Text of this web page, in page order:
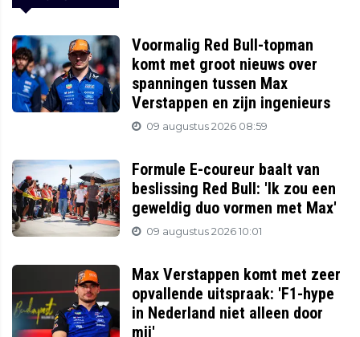
Voormalig Red Bull-topman
komt met groot nieuws over
spanningen tussen Max
Verstappen en zijn ingenieurs
09 augustus 2026 08:59
Formule E-coureur baalt van
beslissing Red Bull: 'Ik zou een
geweldig duo vormen met Max'
09 augustus 2026 10:01
Max Verstappen komt met zeer
opvallende uitspraak: 'F1-hype
in Nederland niet alleen door
mij'